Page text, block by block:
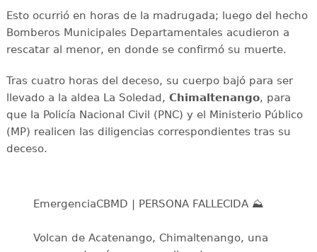
Esto ocurrió en horas de la madrugada; luego del hecho
Bomberos Municipales Departamentales acudieron a
rescatar al menor, en donde se confirmó su muerte.
Tras cuatro horas del deceso, su cuerpo bajó para ser
llevado a la aldea La Soledad, Chimaltenango, para
que la Policía Nacional Civil (PNC) y el Ministerio Público
(MP) realicen las diligencias correspondientes tras su
deceso.
EmergenciaCBMD | PERSONA FALLECIDA ⛰️
Volcan de Acatenango, Chimaltenango, una